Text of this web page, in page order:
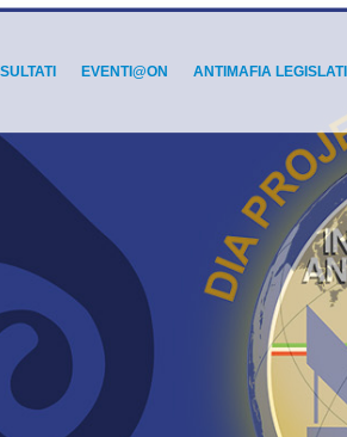
EVENTI@ON ANTIMAFIA